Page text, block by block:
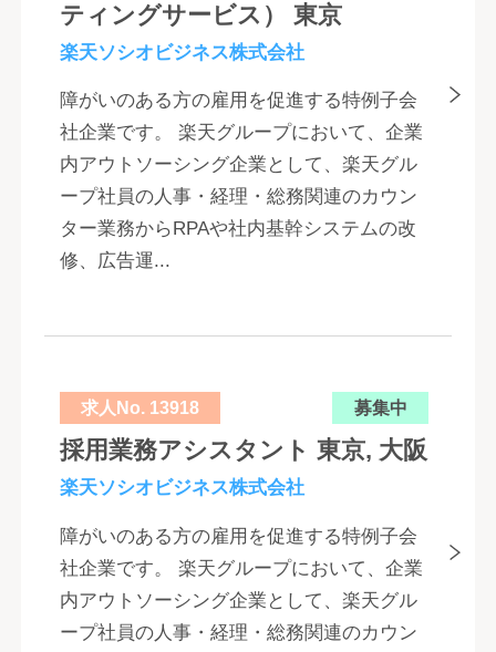
ティングサービス） 東京
楽天ソシオビジネス株式会社
障がいのある方の雇用を促進する特例子会
社企業です。 楽天グループにおいて、企業
内アウトソーシング企業として、楽天グル
ープ社員の人事・経理・総務関連のカウン
ター業務からRPAや社内基幹システムの改
修、広告運...
求人No. 13918 募集中
採用業務アシスタント 東京, 大阪
楽天ソシオビジネス株式会社
障がいのある方の雇用を促進する特例子会
社企業です。 楽天グループにおいて、企業
内アウトソーシング企業として、楽天グル
ープ社員の人事・経理・総務関連のカウン